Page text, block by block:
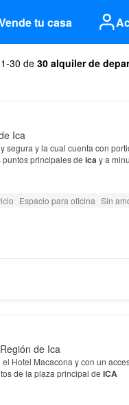
tu casa
1-30 de 30 alquiler de
Ica
segura y la cual cuenta con
principales de icay a
Espacio para oficina Sin
de Ica
Hotel Macacona y con un
de la plaza principal de ICA